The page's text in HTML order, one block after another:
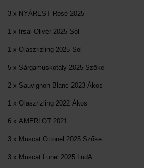
3 x NYÁREST Rosé 2025
1 x Irsai Olivér 2025 Sol
1 x Olaszrizling 2025 Sol
5 x Sárgamuskotály 2025 Szőke
2 x Sauvignon Blanc 2023 Ákos
1 x Olaszrizling 2022 Ákos
6 x AMERLOT 2021
3 x Muscat Ottonel 2025 Szőke
3 x Muscat Lunel 2025 LudA